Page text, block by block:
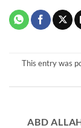
This entry was
ABD